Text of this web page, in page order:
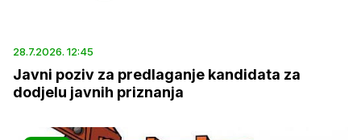
28.7.2026. 12:45
Javni poziv za predlaganje kandidata za
dodjelu javnih priznanja